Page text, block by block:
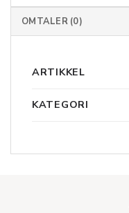
OMTALER (0)
ARTIKKEL
KATEGORI